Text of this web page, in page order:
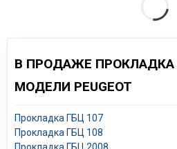
В ПРОДАЖЕ ПРОКЛАДКА
МОДЕЛИ PEUGEOT
Прокладка ГБЦ 107
Прокладка ГБЦ 108